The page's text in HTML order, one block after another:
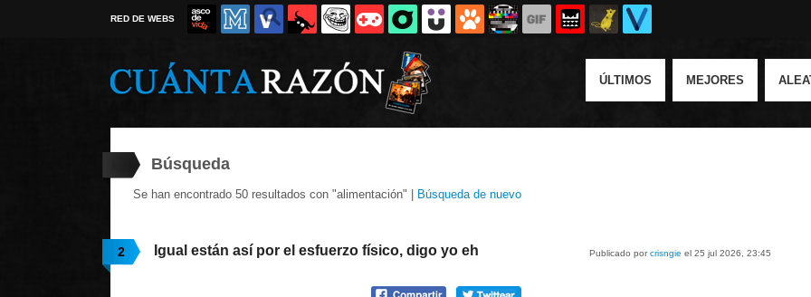
RED DE WEBS
ÚLTIMOS MEJORES
Búsqueda
Se han encontrado 50 resultados con "alimentación" | Búsqueda de nuevo
2 Publicado porcrisngie el 25 jul 2026, 23:45
Igual están así por el esfuerzo físico, digo yo eh